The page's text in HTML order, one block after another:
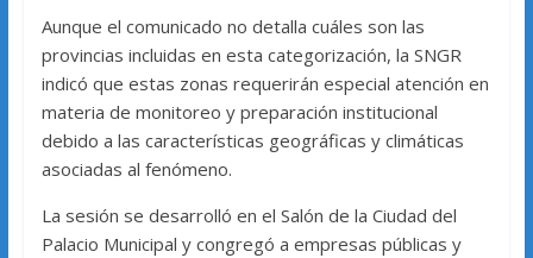
Aunque el comunicado no detalla cuáles son las
provincias incluidas en esta categorización, la SNGR
indicó que estas zonas requerirán especial atención en
materia de monitoreo y preparación institucional
debido a las características geográficas y climáticas
asociadas al fenómeno.
La sesión se desarrolló en el Salón de la Ciudad del
Palacio Municipal y congregó a empresas públicas y